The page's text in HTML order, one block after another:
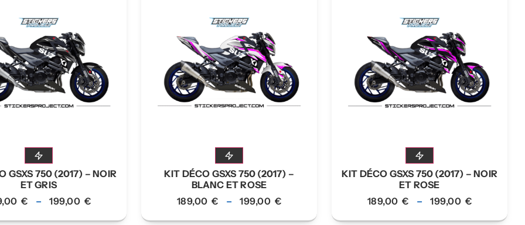
GSXS 750 (2017) – NOIR
ET GRIS
€ – 199,00 €
KIT DÉCO GSXS 750 (2017) –
BLANC ET ROSE
189,00€ – 199,00 €
KIT DÉCO GSXS 750 (2017) – NOIR
ET ROSE
189,00€ – 199,00 €